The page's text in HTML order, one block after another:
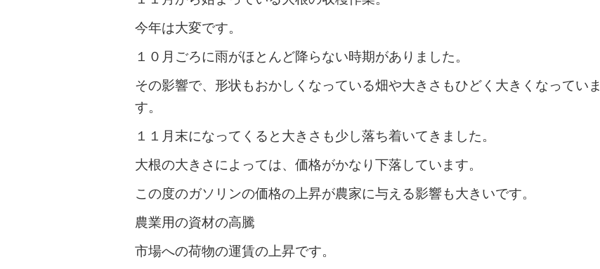
今年は大変です。
１０月ごろに雨がほとんど降らない時期がありました。
その影響で、形状もおかしくなっている畑や大きさもひどく大きくなっていま
す。
１１月末になってくると大きさも少し落ち着いてきました。
大根の大きさによっては、価格がかなり下落しています。
この度のガソリンの価格の上昇が農家に与える影響も大きいです。
農業用の資材の高騰
市場への荷物の運賃の上昇です。